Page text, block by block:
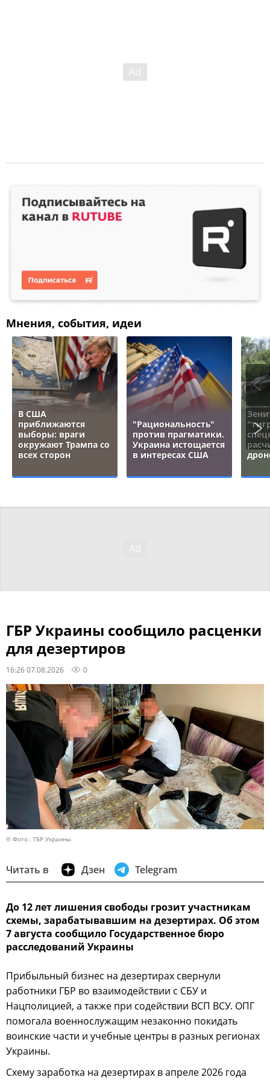
Мнения, события, идеи
В США
приближаются
выборы: враги
окружают Трампа со
всех сторон
"Рациональность"
против прагматики.
Украина истощается
в интересах США
ГБР Украины сообщило расценки
для дезертиров
16:26 07.08.2026 0
© Фото : ГБР Украины
Читать в Дзен Telegram
До 12 лет лишения свободы грозит участникам
схемы, зарабатывавшим на дезертирах. Об этом
7 августа сообщило Государственное бюро
расследований Украины
Прибыльный бизнес на дезертирах свернули
работники ГБР во взаимодействии с СБУ и
Нацполицией, а также при содействии ВСП ВСУ. ОПГ
помогала военнослужащим незаконно покидать
воинские части и учебные центры в разных регионах
Украины.
Схему заработка на дезертирах в апреле 2026 года